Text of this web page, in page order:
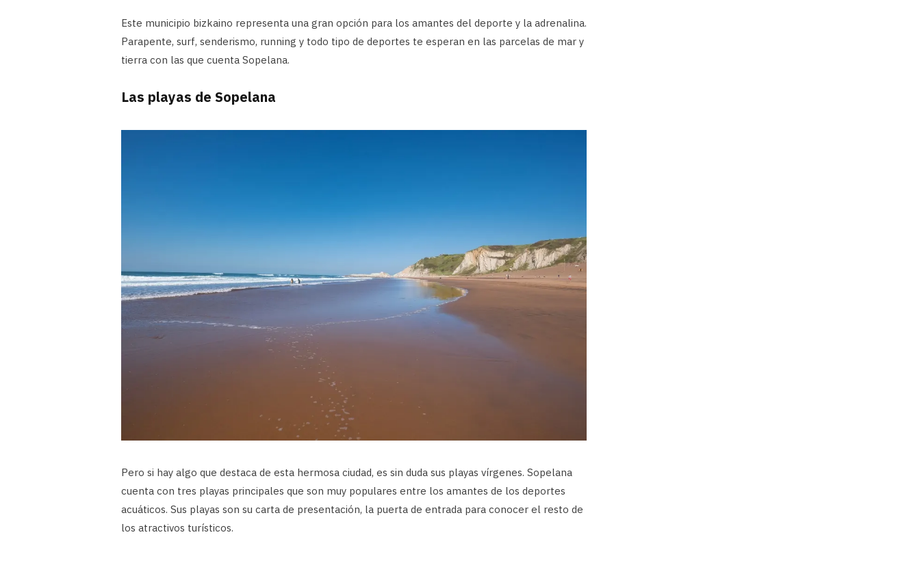
Este municipio bizkaino representa una gran opción para los amantes del deporte y la adrenalina.
Parapente, surf, senderismo, running y todo tipo de deportes te esperan en las parcelas de mar y
tierra con las que cuenta Sopelana.
Las playas de Sopelana
Pero si hay algo que destaca de esta hermosa ciudad, es sin duda sus playas vírgenes. Sopelana
cuenta con tres playas principales que son muy populares entre los amantes de los deportes
acuáticos. Sus playas son su carta de presentación, la puerta de entrada para conocer el resto de
los atractivos turísticos.